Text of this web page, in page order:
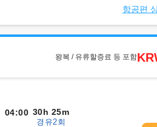
항공편
왕복 / 유류할증료 등 포함
04:00 30h 25m
경유2회